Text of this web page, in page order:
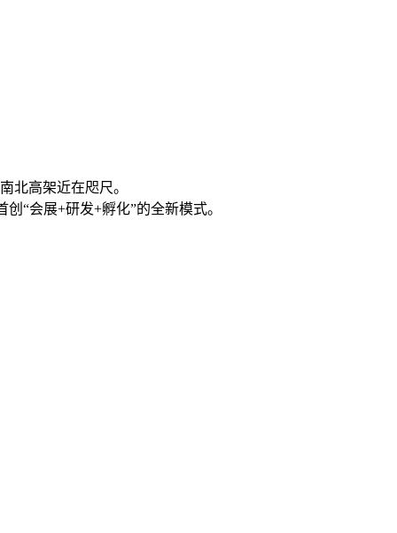
北高架近在咫尺。
“会展+研发+孵化”的全新模式。